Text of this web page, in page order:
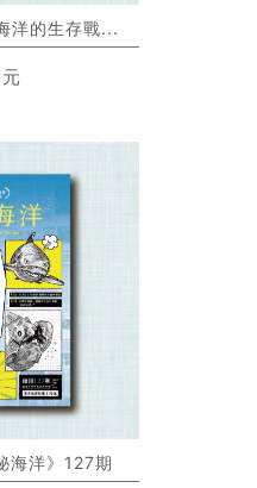
洋的生存戰...
元
海洋》127期